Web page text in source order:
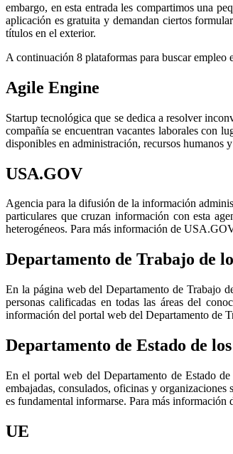
embargo, en esta entrada les compartimos una
aplicación es gratuita y demandan ciertos
títulos en el exterior.
A continuación 8 plataformas para buscar empleo
Agile Engine
Startup tecnológica que se dedica a resolver
compañía se encuentran vacantes laborales con
disponibles en administración, recursos humanos
USA.GOV
Agencia para la difusión de la información
particulares que cruzan información con esta
heterogéneos. Para más información de
Departamento de Trabajo de
En la página web del Departamento de Trabajo
personas calificadas en todas las áreas del
información del portal web del Departamento de
Departamento de Estado de
En el portal web del Departamento de Estado de
embajadas, consulados, oficinas y
es fundamental informarse. Para más
UE